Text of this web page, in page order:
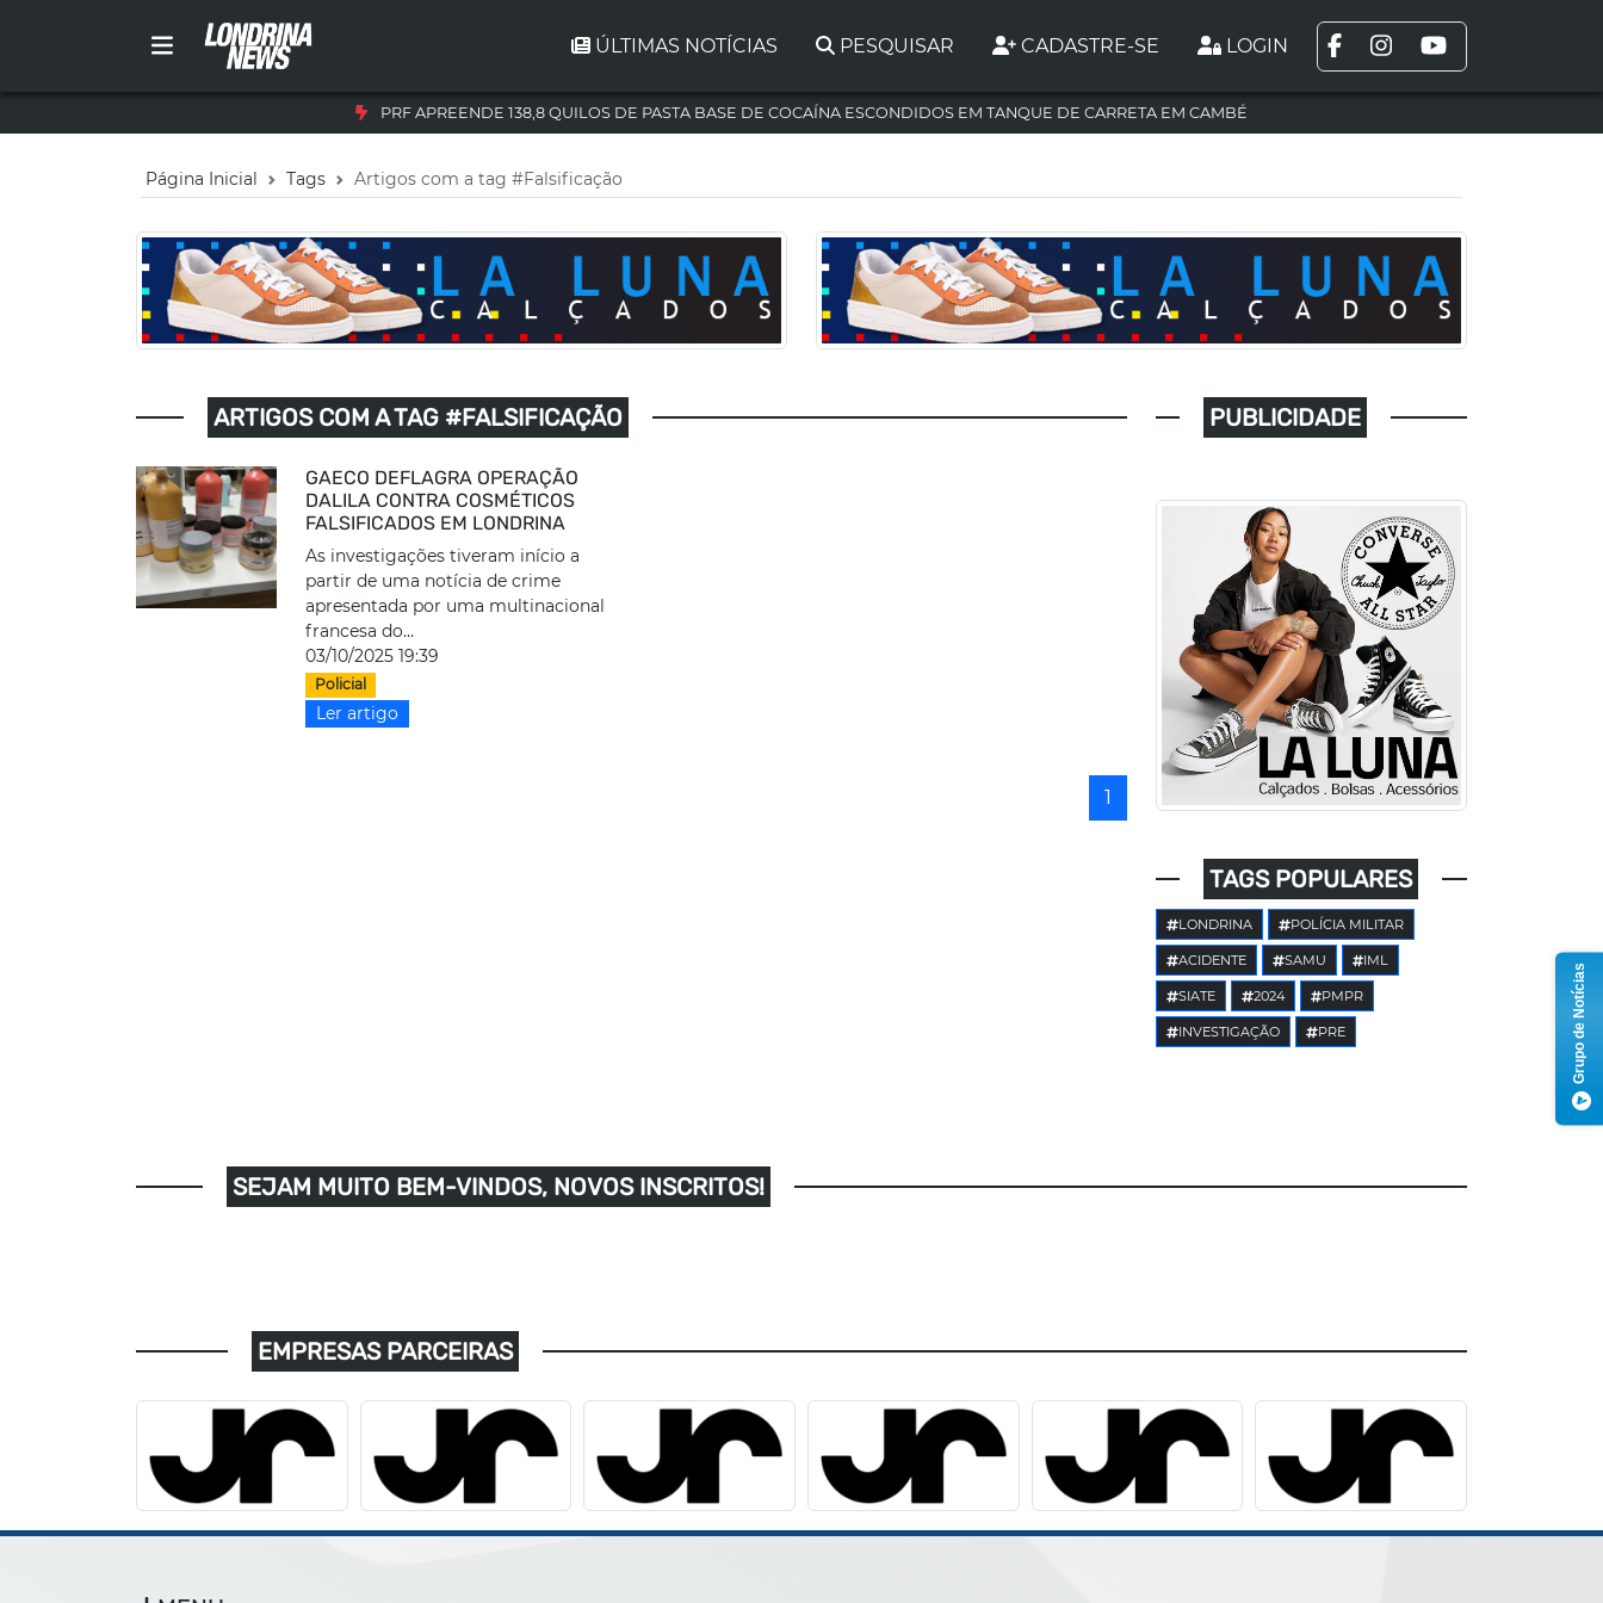
ÚLTIMAS NOTÍCIAS PESQUISAR CADASTRE-SE LOGIN
PRF APREENDE 138,8 QUILOS DE PASTA BASE DE COCAÍNA ESCONDIDOS EM TANQUE DE CARRETA EM CAMBÉ
Página Inicial Tags Artigos com a tag #Falsificação
ARTIGOS COM A TAG #FALSIFICAÇÃO
GAECO DEFLAGRA OPERAÇÃO
DALILA CONTRA COSMÉTICOS
FALSIFICADOS EM LONDRINA
As investigações tiveram início a
partir de uma notícia de crime
apresentada por uma multinacional
francesa do...
03/10/2025 19:39
Policial
Ler artigo
1
PUBLICIDADE
TAGS POPULARES
LONDRINA POLÍCIA MILITAR
ACIDENTE SAMU IML
SIATE 2024 PMPR
INVESTIGAÇÃO PRE
SEJAM MUITO BEM-VINDOS, NOVOS INSCRITOS!
EMPRESAS PARCEIRAS
Grupo de Notícias